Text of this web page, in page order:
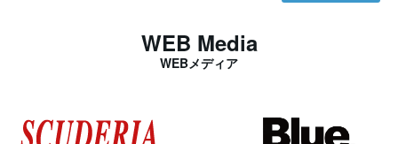
WEB Media
WEBメディア